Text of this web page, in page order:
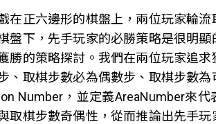
在正六邊形的棋盤上，兩位玩家輪流
盤下，先手玩家的必勝策略是很明顯
勝的策略探討。我們在兩位玩家追求
取棋步數必為偶數步、取棋步數為
Number，並定義AreaNumber來代
取棋步數奇偶性，從而推論出先手玩